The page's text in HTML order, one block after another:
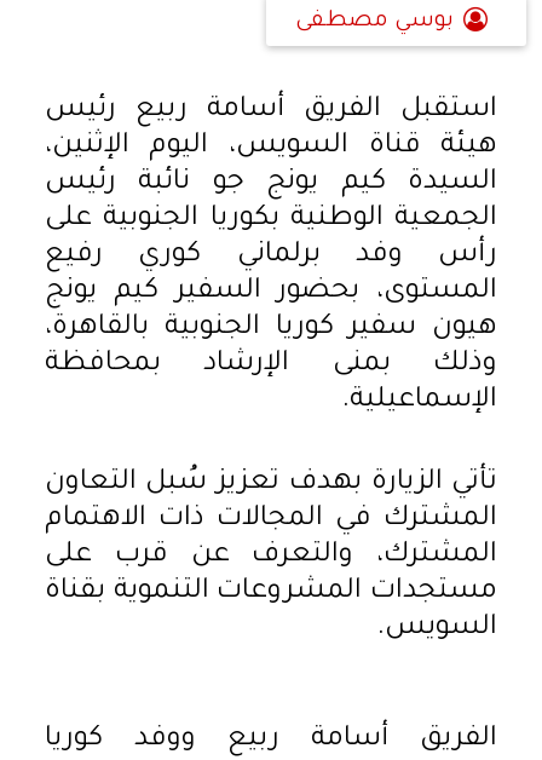
بوسي مصطفى
استقبل الفريق أسامة ربيع رئيس
هيئة قناة السويس، اليوم الإثنين،
السيدة كيم يونج جو نائبة رئيس
الجمعية الوطنية بكوريا الجنوبية على
رأس وفد برلماني كوري رفيع
المستوى، بحضور السفير كيم يونج
هيون سفير كوريا الجنوبية بالقاهرة،
وذلك بمنى الإرشاد بمحافظة
الإسماعيلية.
تأتي الزيارة بهدف تعزيز سُبل التعاون
المشترك في المجالات ذات الاهتمام
المشترك، والتعرف عن قرب على
مستجدات المشروعات التنموية بقناة
السويس.
الفريق أسامة ربيع ووفد كوريا